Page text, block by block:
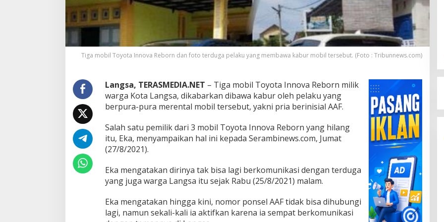
i
a
r
L
a
g
a
D
i
w
a
a
b
u
Tiga mobil Toyota Innova Reborn dan foto terduga pelaku yang membawa kabur mobil tersebut. (Foto : Tribunnews.com)
Langsa, TERASMEDIA.NET – Tiga mobil Toyota Innova Reborn milik
warga Kota Langsa, dikabarkan dibawa kabur oleh pelaku yang
berpura-pura merental mobil tersebut, yakni pria berinisial AAF.
Salah satu pemilik dari 3 mobil Toyota Innova Reborn yang hilang
itu, Eka, menyampaikan hal ini kepada Serambinews.com, Jumat
(27/8/2021).
Eka mengatakan dirinya tak bisa lagi berkomunikasi dengan terduga
yang juga warga Langsa itu sejak Rabu (25/8/2021) malam.
Eka mengatakan hingga kini, nomor ponsel AAF tidak bisa dihubungi
lagi, namun sekali-kali ia aktifkan karena ia sempat berkomunikasi